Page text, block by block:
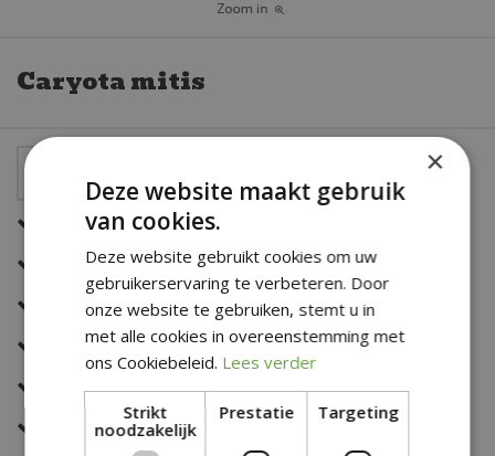
Caryota mitis
Een snelle en correcte bezorging
Zeer sterk in al jouw bloemwerk
Deskundig en eerlijk advies
Altijd een fris en verzorgd assortiment
Veilig online betalen
×
Deze website maakt gebruik
van cookies.
Deze website gebruikt cookies om uw
gebruikerservaring te verbeteren. Door
onze website te gebruiken, stemt u in
met alle cookies in overeenstemming met
ons Cookiebeleid. Lees verder
Strikt
noodzakelijk
Prestatie Targeting